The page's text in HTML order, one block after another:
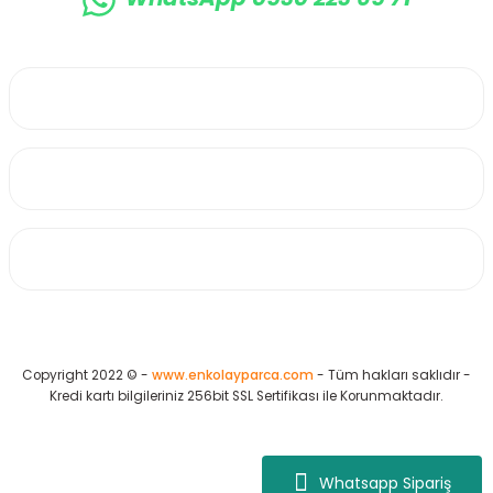
Whatsapp Sipariş
Copyright 2022 © - www.enkolayparca.com - Tüm hakları saklıdır -
Kredi kartı bilgileriniz 256bit SSL Sertifikası ile Korunmaktadır.